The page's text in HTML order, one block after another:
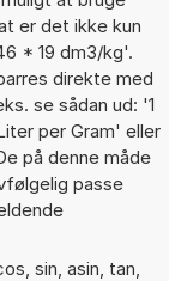
er det ikke kun
* 19 dm3/kg'.
direkte med
se sådan ud: '1
per Gram' eller
på denne måde
passe
sin, asin, tan,